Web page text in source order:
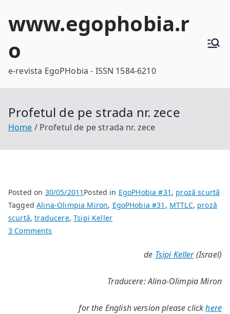
www.egophobia.r
o
e-revista EgoPHobia - ISSN 1584-6210
Profetul de pe strada nr. zece
Home Profetul de pe strada nr. zece
Posted on 30/05/2011 Posted in EgoPHobia #31 , proză scurtă
TaggedAlina-Olimpia Miron, EgoPHobia #31 , MTTLC, proză
scurtă,traducere,Tsipi Keller
3 Comments
de Tsipi Keller(Israel)
Traducere: Alina-Olimpia Miron
for the English version please clickhere